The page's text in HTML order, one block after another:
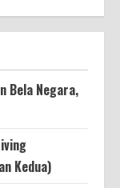
Bela Negara,
Kedua)